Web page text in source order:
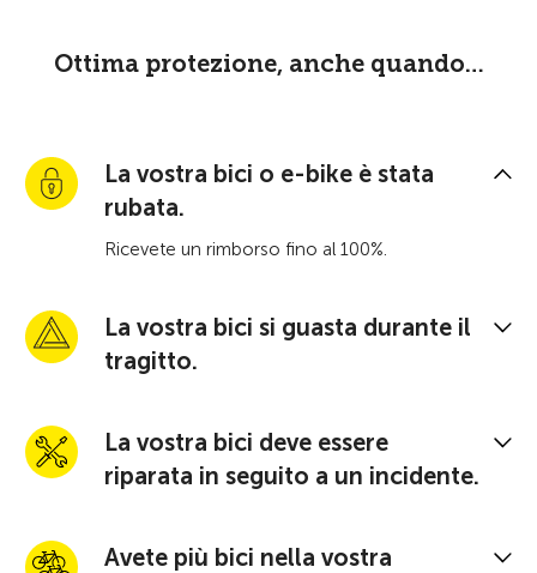
Ottima protezione, anche quando…
La vostra bici o e-bike è stata
rubata.
Ricevete un rimborso fino al 100%.
La vostra bici si guasta durante il
tragitto.
La vostra bici deve essere
riparata in seguito a un incidente.
Avete più bici nella vostra